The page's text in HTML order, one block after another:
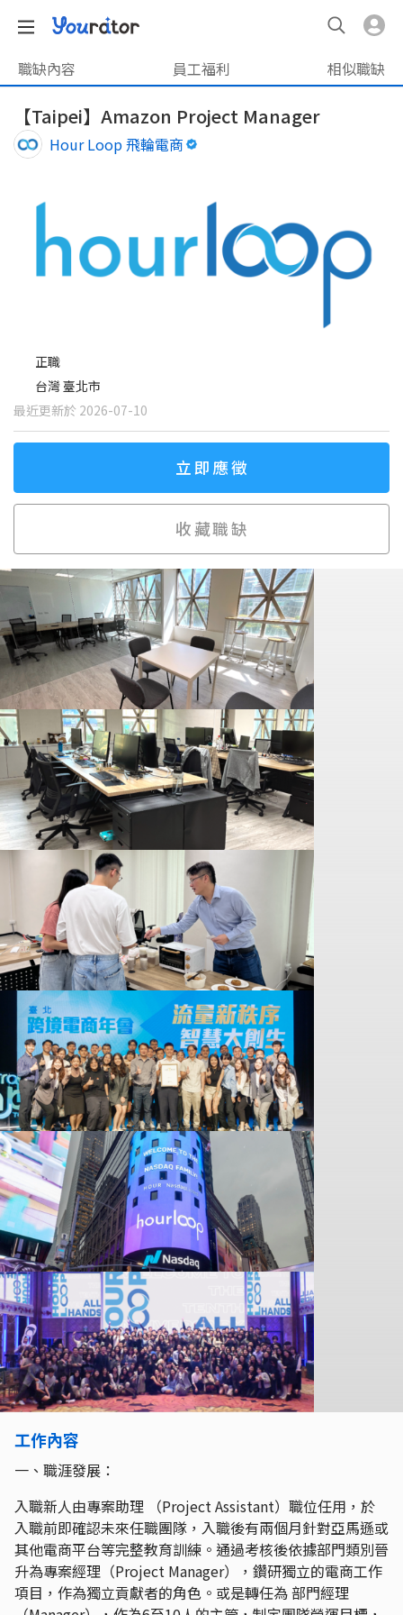
職缺內容 員工福利 相似職缺
【Taipei】Amazon Project Manager
Hour Loop 飛輪電商
正職
台灣 臺北市
最近更新於 2026-07-10
立即應徵
收藏職缺
工作內容
一、職涯發展：
入職新人由專案助理 （Project Assistant）職位任用，於
入職前即確認未來任職團隊，入職後有兩個月針對亞馬遜或
其他電商平台等完整教育訓練。通過考核後依據部門類別晉
升為專案經理（Project Manager），鑽研獨立的電商工作
項目，作為獨立貢獻者的角色。或是轉任為 部門經理